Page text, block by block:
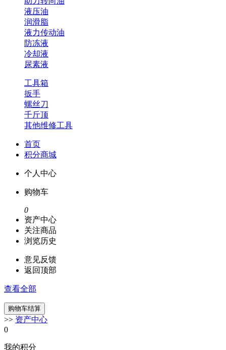
液压油
润滑脂
液力传动油
防冻液
冷却液
尿素液
工具箱
扳手
螺丝刀
千斤顶
其他维修工具
首页
积分商城
个人中心
购物车
0
资产中心
关注商品
浏览历史
意见反馈
返回顶部
查看全部
>> 资产中心
0
我的积分